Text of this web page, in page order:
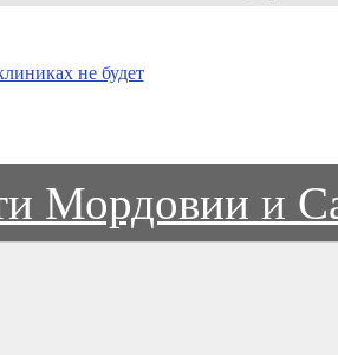
не будет
Мордовии и